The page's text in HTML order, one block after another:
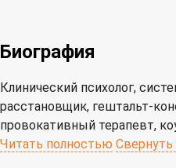
Биография
Клинический психолог,
расстановщик, гештальт-
провокативный терапевт,
Читать полностью Свернуть